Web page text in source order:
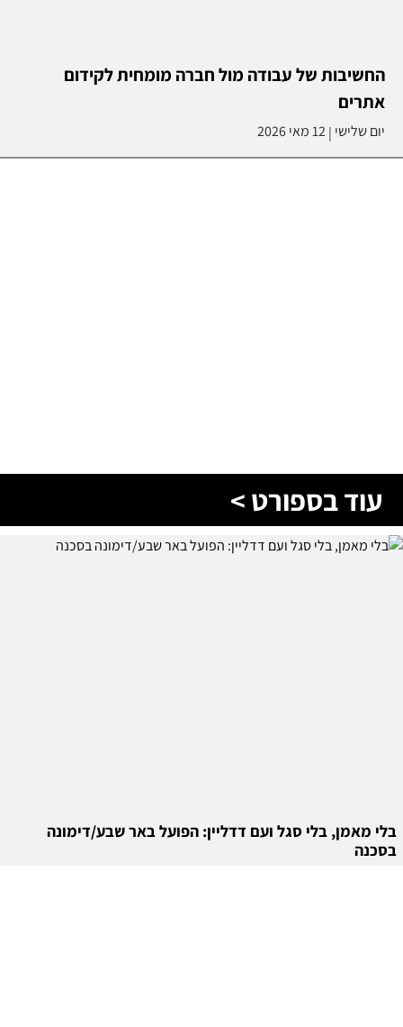
החשיבות של עבודה מול חברה מומחית לקידום
אתרים
יום שלישי |12 מאי 2026
עוד בספורט >
בלי מאמן, בלי סגל ועם דדליין: הפועל באר שבע/דימונה
בסכנה